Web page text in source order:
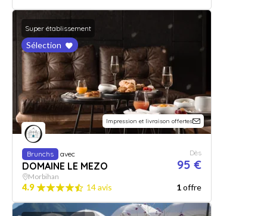
Super établissement
Sélection
Impression et livraison offertes
Brunchs avec
DOMAINE LE MEZO
Dès
95 €
Morbihan
4.9 14 avis 1offre